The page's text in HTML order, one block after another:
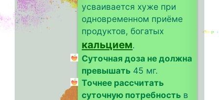
усваивается хуже при
одновременном приёме
продуктов, богатых
кальцием.
Суточная доза не должна
превышать 45 мг.
Точнее рассчитать
суточную потребность в